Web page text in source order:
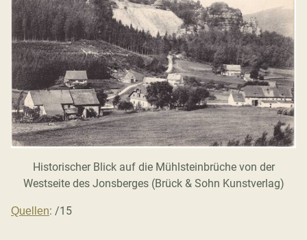
Historischer Blick auf die Mühlsteinbrüche von der
Westseite des Jonsberges (Brück & Sohn Kunstverlag)
Quellen: /15